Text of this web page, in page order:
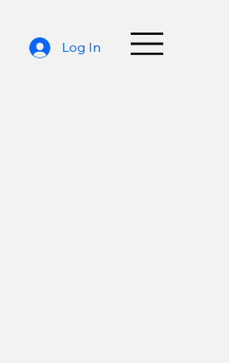
Log In